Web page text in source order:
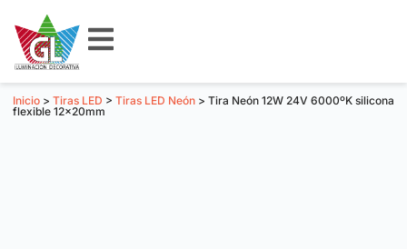
Inicio > Tiras LED > Tiras LED Neón > Tira Neón 12W 24V 6000ºK silicona
flexible 12x20mm